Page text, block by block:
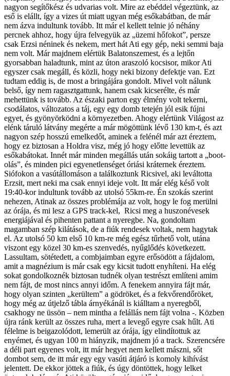
nagyon segítőkész és udvarias volt. Mire az ebéddel végeztünk, az
eső is elállt, így a vizes út miatt ugyan még esőkabátban, de már
nem ázva indultunk tovább. Itt már el kellett telnie jó néhány
percnek ahhoz, hogy újra felvegyük az „üzemi hőfokot”, persze
csak Erzsi néninek és nekem, mert hát Ati egy gép, neki semmi baja
nem volt. Már majdnem elértük Balatonszemest, és a lejtőn
gyorsabban haladtunk, mint az úton araszoló kocsisor, mikor Ati
egyszer csak megáll, és közli, hogy neki bizony defektje van. Ezt
tudtam eddig is, de most a bringájára gondolt. Mivel volt nálunk
belső, így nem ragasztgattunk, hanem csak kicserélte, és már
mehettünk is tovább. Az északi parton egy élmény volt tekerni,
csodálatos, változatos a táj, egy egy domb tetején jól esik fújni
egyet, és gyönyörködni a környezetben. Ahogy elértünk Világost az
elénk táruló látvány megérte a már mögöttünk lévő 130 km-t, és azt
nagyon szép hosszú emelkedőt, aminek a felénél már azt éreztem,
hogy ez biztosan a Holdra visz, még jó hogy előtte levettük az
esőkabátokat. Innét már minden megállás után sokáig tartott a „boot-
olás”, és minden pici egyenetlenséget óriási kráternek éreztem.
Siófokon a vasútállomáson a találkoztunk Ricsivel, aki leváltotta
Erzsit, mert neki ma csak ennyi ideje volt. Itt már elég késő volt
19:40-kor indultunk tovább az utolsó 55km-re. Én szokás szerint
nehezen, Atinak az összes problémája az volt, hogy le fog merülni
az órája, és mi lesz a GPS track-kel, Ricsi meg a huszonévesek
energiájával és pihenten pattant a nyeregbe. Na, gondoltam
magamban szép kilátások, de a fiúk rendesek voltak, nem hagytak
el. Az utolsó 50 km első 10 km-re még egész tűrhető volt, utána
viszont egy közel 30 km-es szenvedés, nyűglődés következett.
Lassultam, sötétedett, a combjaimban egyre erősödött a fájdalom,
amit a magnézium is már csak egy kicsit tudott enyhíteni. Ha elég
sokat gondolkoznék biztosan tudnék olyan testrészt említeni amim
nem fájt, de most nincs annyi időm. A fenekem annyira fájt már,
hogy olyan szinten „kerültem” a gödröket, és a fekvőrendőröket,
hogy még az útjelző tábla árnyékánál is kiálltam a nyeregből,
csakhogy ne üssön – nem mintha a felállás nem fájt volna -. Közben
újra ránk került az összes ruha, mert a levegő egyre csak hűlt. Ati
félelme is beigazolódott, lemerült az órája, így elindítottuk az
enyémet, és ugyan 100 m hiányzik, majdnem jó a track. Szerencsére
a déli part egyenes volt, itt már hegyet nem kellett mászni, sőt
dombot sem, de itt már egy egy vasúti átjáró is komoly kihívást
jelentett. De ekkor jöttek a fiúk, és úgy döntöttek, hogy lelket